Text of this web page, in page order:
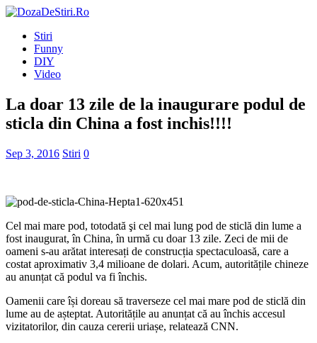
Stiri
Funny
DIY
Video
La doar 13 zile de la inaugurare podul de
sticla din China a fost inchis!!!!
Sep 3, 2016 Stiri 0
Cel mai mare pod, totodată şi cel mai lung pod de sticlă din lume a
fost inaugurat, în China, în urmă cu doar 13 zile. Zeci de mii de
oameni s-au arătat interesați de construcția spectaculoasă, care a
costat aproximativ 3,4 milioane de dolari. Acum, autoritățile chineze
au anunțat că podul va fi închis.
Oamenii care își doreau să traverseze cel mai mare pod de sticlă din
lume au de așteptat. Autoritățile au anunțat că au închis accesul
vizitatorilor, din cauza cererii uriașe, relatează CNN.